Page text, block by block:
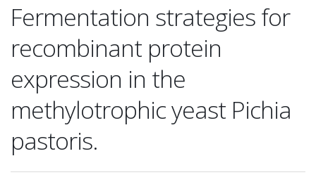
Fermentation strategies for
recombinant protein
expression in the
methylotrophic yeast Pichia
pastoris.